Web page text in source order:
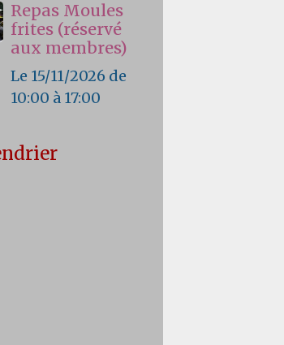
Repas Moules
frites (réservé
aux membres)
Le 15/11/2026 de
10:00 à 17:00